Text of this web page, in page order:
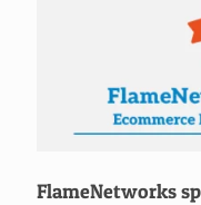
FlameNetworks